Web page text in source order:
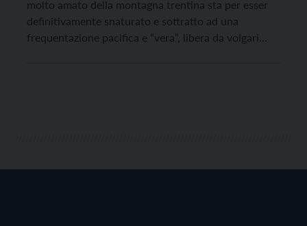
molto amato della montagna trentina sta per esser
definitivamente snaturato e sottratto ad una
frequentazione pacifica e “vera”, libera da volgari